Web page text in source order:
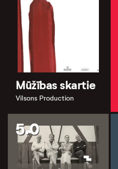
Mūžības skartie
Vilsons Production
5.0